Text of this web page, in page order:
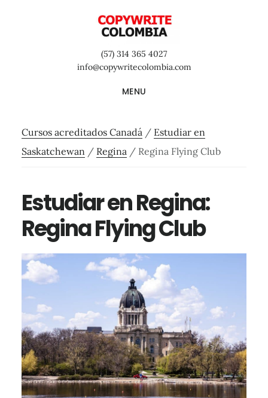
(57) 314 365 4027
info@copywritecolombia.com
MENU
Cursos acreditados Canadá / Estudiar en
Saskatchewan / Regina /Regina Flying Club
Estudiar en Regina:
Regina Flying Club